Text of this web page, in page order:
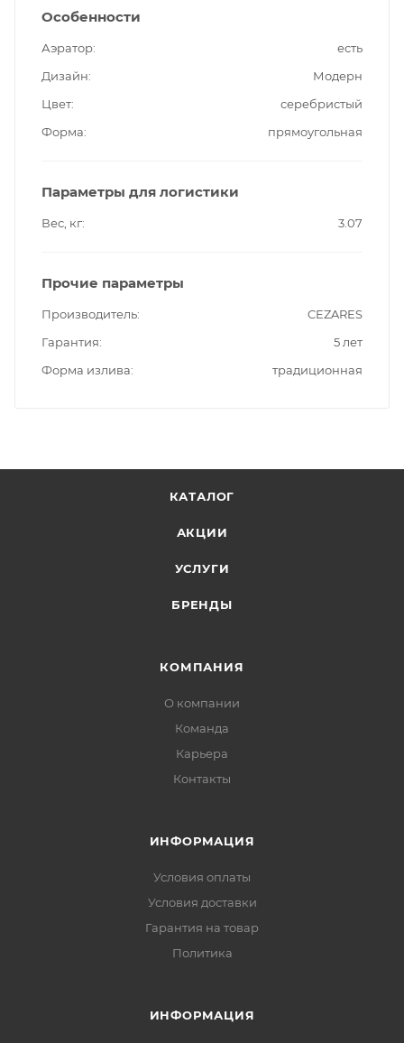
Особенности
Аэратор
есть
Дизайн
Модерн
Цвет
серебристый
Форма
прямоугольная
Параметры для логистики
Вес, кг 3.07
Прочие параметры
Производитель
CEZARES
Гарантия
5 лет
Форма излива
традиционная
КАТАЛОГ
АКЦИИ
УСЛУГИ
БРЕНДЫ
КОМПАНИЯ
О компании
Команда
Карьера
Контакты
ИНФОРМАЦИЯ
Условия оплаты
Условия доставки
Гарантия на товар
Политика
ИНФОРМАЦИЯ